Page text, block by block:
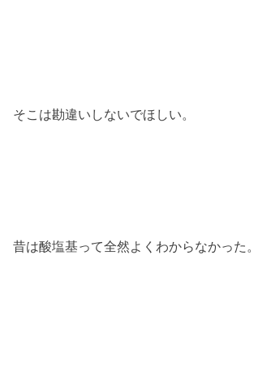
そこは勘違いしないでほしい。
昔は酸塩基って全然よくわからなかった。